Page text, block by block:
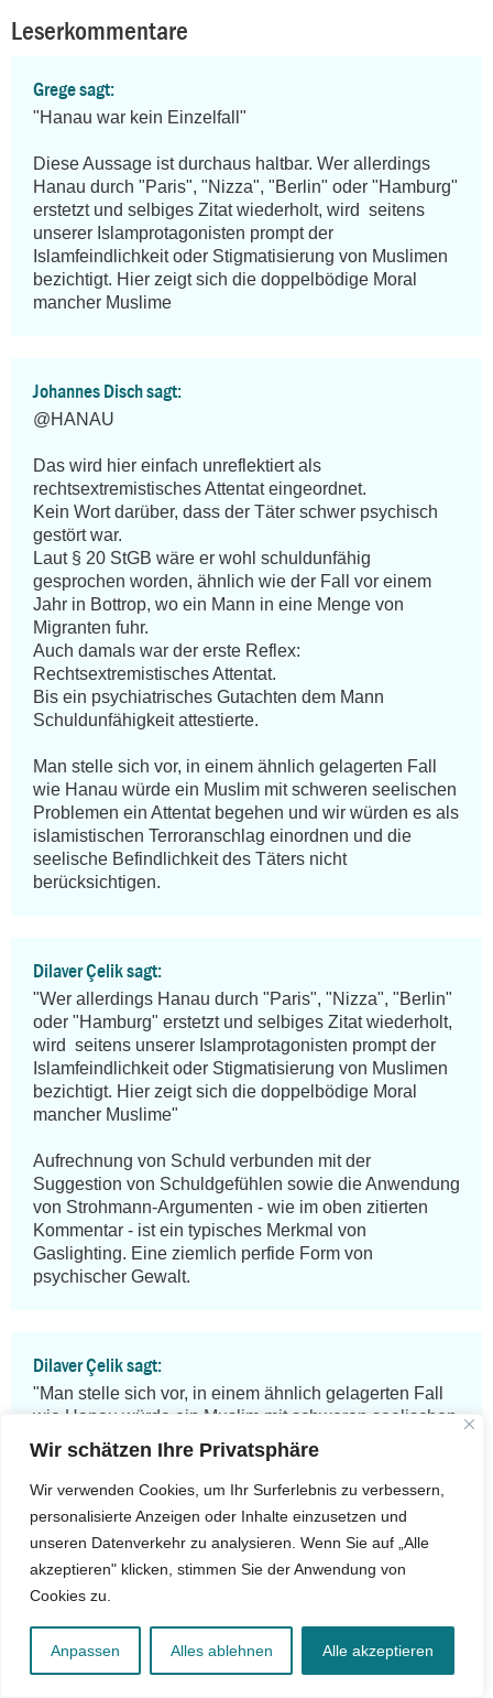
Wir schätzen Ihre Privatsphäre
Wir verwenden Cookies, um Ihr Surferlebnis zu verbessern,
personalisierte Anzeigen oder Inhalte einzusetzen und
unseren Datenverkehr zu analysieren. Wenn Sie auf „Alle
akzeptieren" klicken, stimmen Sie der Anwendung von
Cookies zu.
Anpassen Alles ablehnen Alle akzeptieren
Leserkommentare
Grege sagt:
"Hanau war kein Einzelfall"
Diese Aussage ist durchaus haltbar. Wer allerdings
Hanau durch "Paris", "Nizza", "Berlin" oder "Hamburg"
erstetzt und selbiges Zitat wiederholt, wird  seitens
unserer Islamprotagonisten prompt der
Islamfeindlichkeit oder Stigmatisierung von Muslimen
bezichtigt. Hier zeigt sich die doppelbödige Moral
mancher Muslime
Johannes Disch sagt:
@HANAU
Das wird hier einfach unreflektiert als
rechtsextremistisches Attentat eingeordnet.
Kein Wort darüber, dass der Täter schwer psychisch
gestört war.
Laut § 20 StGB wäre er wohl schuldunfähig
gesprochen worden, ähnlich wie der Fall vor einem
Jahr in Bottrop, wo ein Mann in eine Menge von
Migranten fuhr.
Auch damals war der erste Reflex:
Rechtsextremistisches Attentat.
Bis ein psychiatrisches Gutachten dem Mann
Schuldunfähigkeit attestierte.
Man stelle sich vor, in einem ähnlich gelagerten Fall
wie Hanau würde ein Muslim mit schweren seelischen
Problemen ein Attentat begehen und wir würden es als
islamistischen Terroranschlag einordnen und die
seelische Befindlichkeit des Täters nicht
berücksichtigen.
Dilaver Çelik sagt:
"Wer allerdings Hanau durch "Paris", "Nizza", "Berlin"
oder "Hamburg" erstetzt und selbiges Zitat wiederholt,
wird  seitens unserer Islamprotagonisten prompt der
Islamfeindlichkeit oder Stigmatisierung von Muslimen
bezichtigt. Hier zeigt sich die doppelbödige Moral
mancher Muslime"
Aufrechnung von Schuld verbunden mit der
Suggestion von Schuldgefühlen sowie die Anwendung
von Strohmann-Argumenten - wie im oben zitierten
Kommentar - ist ein typisches Merkmal von
Gaslighting. Eine ziemlich perfide Form von
psychischer Gewalt.
Dilaver Çelik sagt:
"Man stelle sich vor, in einem ähnlich gelagerten Fall
wie Hanau würde ein Muslim mit schweren seelischen
Problemen ein Attentat begehen und wir würden es als
islamistischen Terroranschlag einordnen und die
seelische Befindlichkeit des Täters nicht
berücksichtigen."
Das ist schon seit Jahren die übliche Praxis, dass bei
Tätern mit muslimischem Hintergrund nach
psychischen Befindlichkeiten nicht gefragt wird. Der
Täter muss nur "Allahu akbar" rufen und schon
berichten die Medien genüsslich von einem
"islamistischen" Terroranschlag. Wie  in Berlin